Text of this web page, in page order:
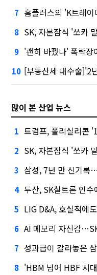
7 홈플러스의 'K트레
8 SK, 자본잠식 '쏘카
9 '괜히 바꿨나' 폭락장이
10 [부동산세 대수술]'2
많이 본 산업 뉴스
1 트럼프, 폴리실리콘
2 SK, 자본잠식 '쏘카
3 삼성, 7년 만 신기록
4 두산, SK실트론 인
5 LIG D&A, 호실적에
6 AI 메모리 자신감
7 성과급이 갈라놓은
8 'HBM 넘어 HBF 시대